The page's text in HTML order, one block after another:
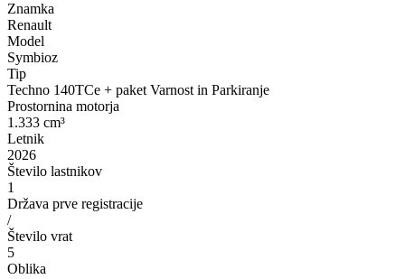
Znamka
Renault
Model
Symbioz
Tip
Techno 140TCe + paket Varnost in Parkiranje
Prostornina motorja
1.333 cm³
Letnik
2026
Število lastnikov
1
Država prve registracije
/
Število vrat
5
Oblika